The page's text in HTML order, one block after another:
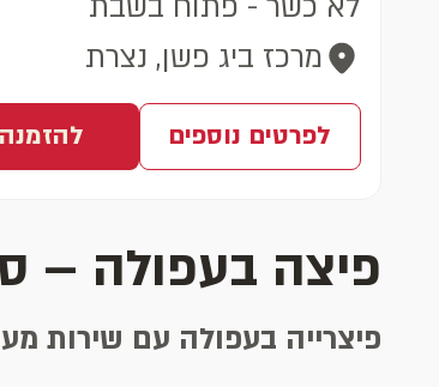
מרכז ביג פשן, נצרת
לפרטים נוספים להזמנה
פיצה בעפולה –
פיצרייה בעפולה עם שירות